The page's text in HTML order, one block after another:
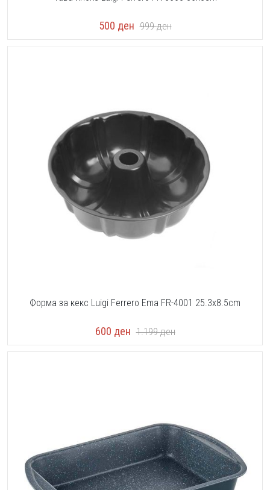
500 ден 999ден
Форма за кекс Luigi Ferrero Ema FR-4001 25.3x8.5cm
600 ден 1.199ден